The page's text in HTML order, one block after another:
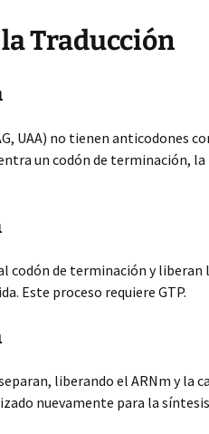
Traducción
UAA) no tienen anticodones
un codón de terminación,
codón de terminación y liberan
Este proceso requiere GTP.
liberando el ARNm y la
nuevamente para la